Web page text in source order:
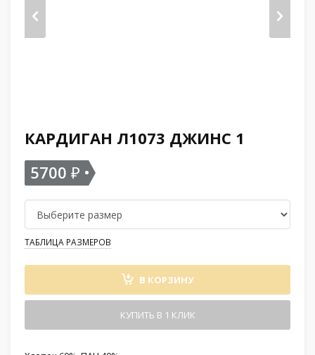
КАРДИГАН Л1073 ДЖИНС 1
5700 ₽
ТАБЛИЦА РАЗМЕРОВ
В КОРЗИНУ
КУПИТЬ В 1 КЛИК